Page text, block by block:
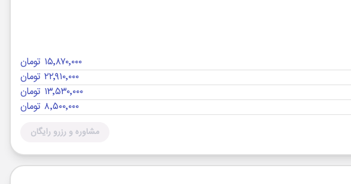
۱۵٬۸۷۰٬۰۰۰ تومان
۲۲٬۹۱۰٬۰۰۰ تومان
۱۳٬۵۳۰٬۰۰۰ تومان
۸٬۵۰۰٬۰۰۰ تومان
مشاوره و رزرو رایگان